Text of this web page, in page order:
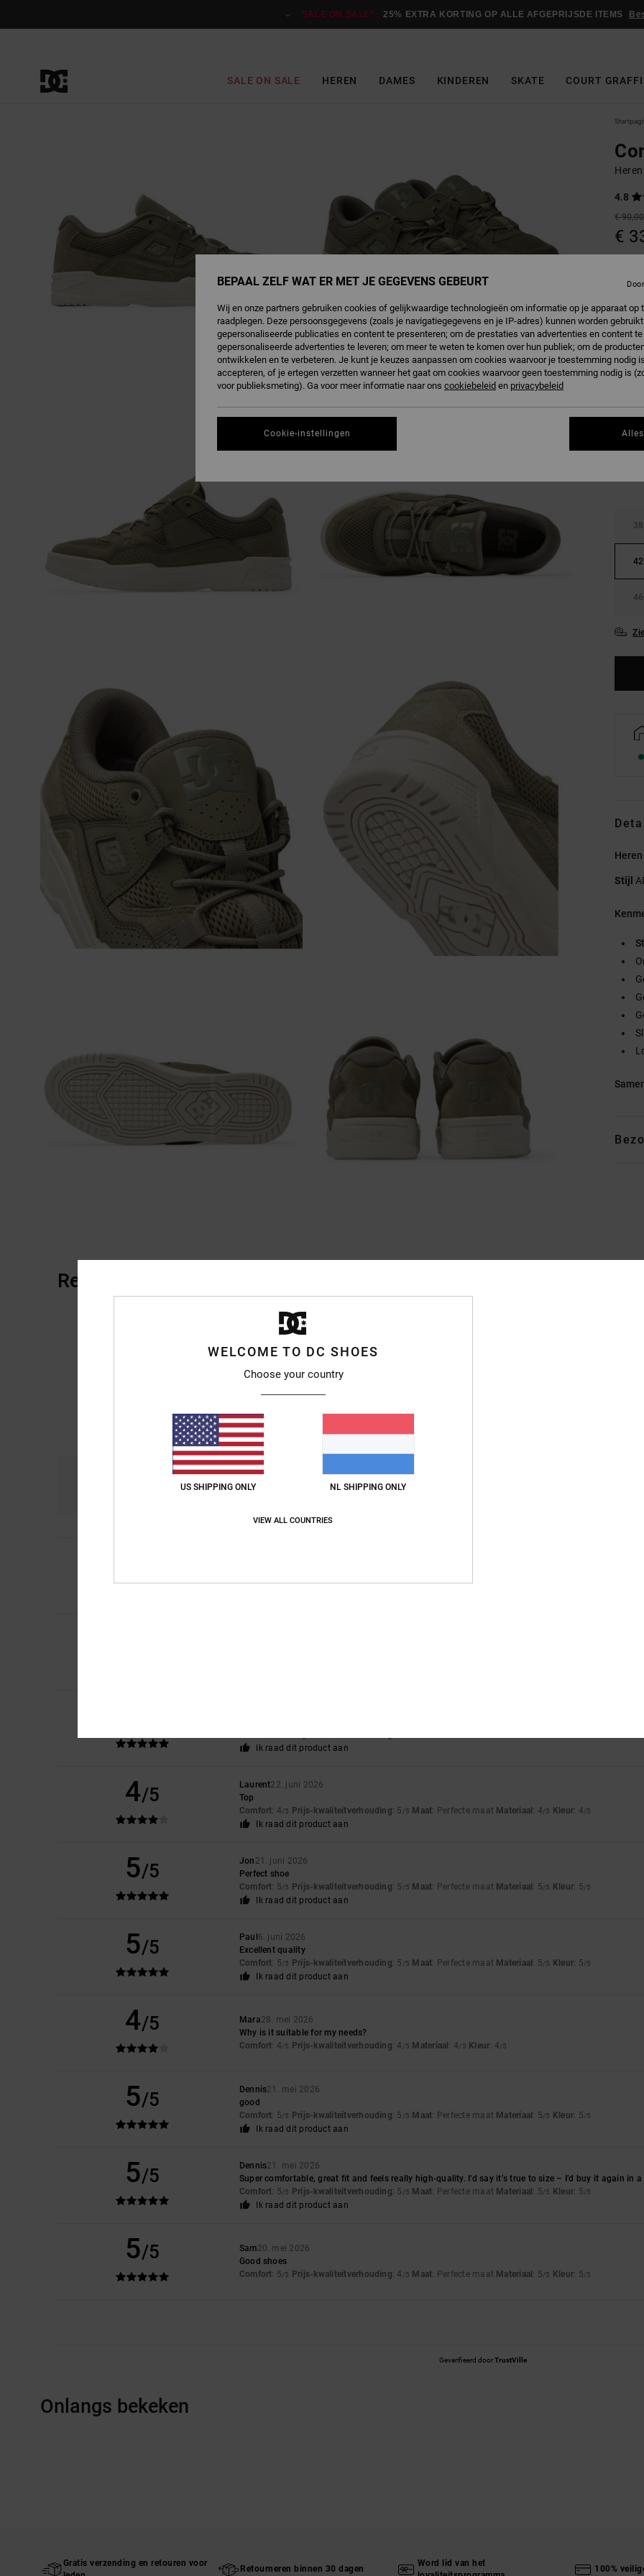
SALE ON SALE*: 25% EXTRA KORTING OP ALLE AFGEPRIJSDE ITEMS
SALE ON SALE HEREN DAMES KINDEREN SKATE COURT
4.8
€ 90,00
€
Kleur
38
42
46
Stijl
Reviews van klanten
85% van onze klanten bevelen dit product aan
Comfort
4.7
Prijs-kwaliteitverhouding
4.8
Ik raad dit product aan
4/5 Laurent22. juni 2026
Top
Comfort: 4/5 Prijs-kwaliteitverhouding: 5 /5 Maat: Perfecte maat Materiaal : 4/5 Kleur: 4/5
Ik raad dit product aan
5/5 Jon 21. juni 2026
Perfect shoe
Comfort: 5/5 Prijs-kwaliteitverhouding: 5 /5 Maat: Perfecte maat Materiaal : 5/5 Kleur: 5/5
Ik raad dit product aan
5/5 Paul 6. juni 2026
Excellent quality
Comfort: 5/5 Prijs-kwaliteitverhouding: 5 /5 Maat: Perfecte maat Materiaal : 5/5 Kleur: 5/5
Ik raad dit product aan
4/5 Mara28. mei 2026
Why is it suitable for my needs?
Comfort: 4/5 Prijs-kwaliteitverhouding: 4 /5 Materiaal : 4/5 Kleur: 4/5
5/5 Dennis21. mei 2026
good
Comfort: 5/5 Prijs-kwaliteitverhouding: 5 /5 Maat: Perfecte maat Materiaal : 5/5 Kleur: 5/5
Ik raad dit product aan
5/5 Dennis21. mei 2026
Super comfortable, great fit and feels really high-quality. I’d say it’s true to size – I’d buy it again in
Comfort: 5/5 Prijs-kwaliteitverhouding: 5 /5 Maat: Perfecte maat Materiaal : 5/5 Kleur: 5/5
Ik raad dit product aan
5/5 Sam20. mei 2026
Good shoes
Comfort: 5/5 Prijs-kwaliteitverhouding: 4 /5 Maat: Perfecte maat Materiaal : 5/5 Kleur: 5/5
Geverifieerd doorTrustVille
Onlangs bekeken
Gratis verzending en retouren voor
Retourneren binnen 30 dagen
Word lid van het
100%
WELCOME TO DC SHOES
Choose your country
US SHIPPING ONLY NL SHIPPING ONLY
VIEW ALL COUNTRIES
BEPAAL ZELF WAT ER MET JE GEGEVENS GEBEURT
Wij en onze partners gebruiken cookies of gelijkwaardige technologieën om informatie op je apparaat op
raadplegen. Deze persoonsgegevens (zoals je navigatiegegevens en je IP-adres) kunnen worden
gepersonaliseerde publicaties en content te presenteren; om de prestaties van advertenties en content
gepersonaliseerde advertenties te leveren; om meer te weten te komen over hun publiek; om de
ontwikkelen en te verbeteren. Je kunt je keuzes aanpassen om cookies waarvoor je toestemming nodig
accepteren, of je ertegen verzetten wanneer het gaat om cookies waarvoor geen toestemming nodig is
voor publieksmeting). Ga voor meer informatie naar ons cookiebeleid en privacybeleid
Cookie-instellingen